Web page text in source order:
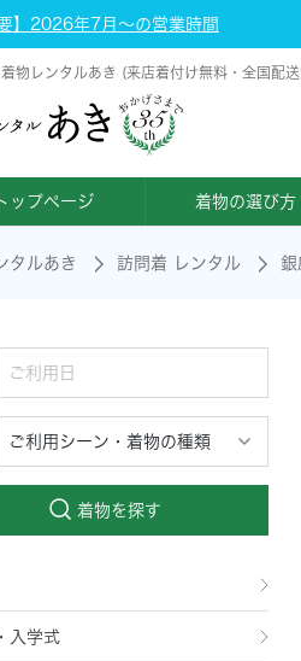
要】2026年7月～の営業時間
物レンタルあき (来店着付け無料・全国配送
トップページ 着物の選び方
タルあき 訪問着 レンタル 銀
着物を探す
入学式